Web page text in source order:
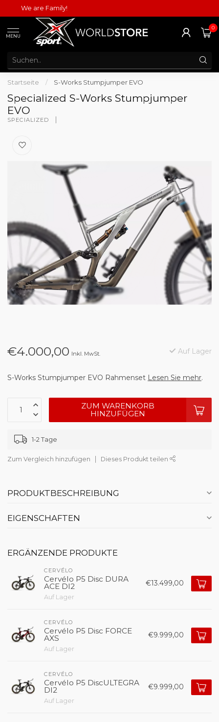
We are Family!
MENU
0
Startseite / S-Works Stumpjumper EVO
Specialized S-Works Stumpjumper
EVO
SPECIALIZED
€4.000,00 Inkl. MwSt. Auf Lager
S-Works Stumpjumper EVO Rahmenset Lesen Sie mehr.
ZUM WARENKORB
HINZUFÜGEN
1-2 Tage
Zum Vergleich hinzufügen Dieses Produkt teilen
PRODUKTBESCHREIBUNG
EIGENSCHAFTEN
ERGÄNZENDE PRODUKTE
CERVÉLO
Cervélo P5 Disc DURA
ACE DI2
Auf Lager
€13.499,00
CERVÉLO
Cervélo P5 Disc FORCE
AXS
Auf Lager
€9.999,00
CERVÉLO
Cervélo P5 DiscULTEGRA
DI2
Auf Lager
€9.999,00